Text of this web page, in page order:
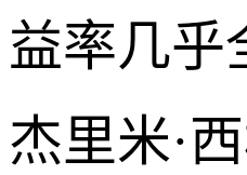
益率几乎
杰里米·